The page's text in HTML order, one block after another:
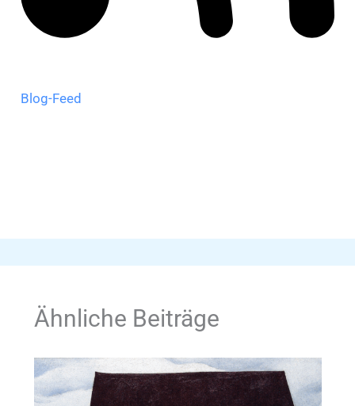
Blog-Feed
Ähnliche Beiträge